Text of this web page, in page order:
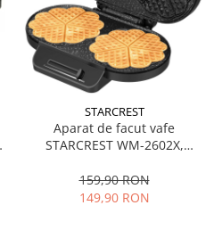
STARCREST
Aparat de facut vafe
STARCREST WM-2602X,
Buton reglare temperatura,
Placi cu invelis ceramic,
159,90 RON
149,90 RON